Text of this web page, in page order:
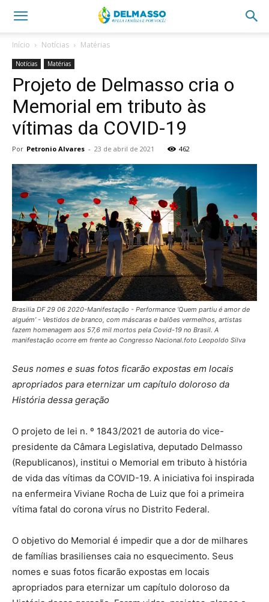
Início Notícias Matérias
Notícias Matérias
Projeto de Delmasso cria o
Memorial em tributo às
vítimas da COVID-19
Por Petronio Alvares - 23 de abril de 2021 462
Brasilia DF 29 06 2020-Manifestação - Performance ‘Quem partiu é amor de
alguém’ - Vestidos de branco, com máscaras e balões vermelhos, artistas
fazem homenagem aos 57,6 mil mortos pela Covid-19 no Brasil. A
manifestação ocorre em frente ao Congresso Nacional.foto Leopoldo Silva
Seus nomes e suas fotos ficarão expostas em locais
apropriados para eternizar um capítulo doloroso da
História dessa geração
O projeto de lei n. º 1843/2021 de autoria do vice-
presidente da Câmara Legislativa, deputado Delmasso
(Republicanos), institui o Memorial em tributo à história
de vida das vítimas da COVID-19. A iniciativa foi inspirada
na enfermeira Viviane Rocha de Luiz que foi a primeira
vítima fatal do corona vírus no Distrito Federal.
O objetivo do Memorial é impedir que a dor de milhares
de famílias brasilienses caia no esquecimento. Seus
nomes e suas fotos ficarão expostas em locais
apropriados para eternizar um capítulo doloroso da